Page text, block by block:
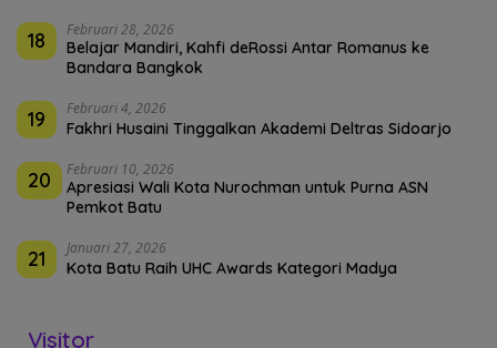
18 Februari 28, 2026
Belajar Mandiri, Kahfi deRossi Antar Romanus ke
Bandara Bangkok
19 Februari 4, 2026
Fakhri Husaini Tinggalkan Akademi Deltras Sidoarjo
20 Februari 10, 2026
Apresiasi Wali Kota Nurochman untuk Purna ASN
Pemkot Batu
21 Januari 27, 2026
Kota Batu Raih UHC Awards Kategori Madya
Visitor